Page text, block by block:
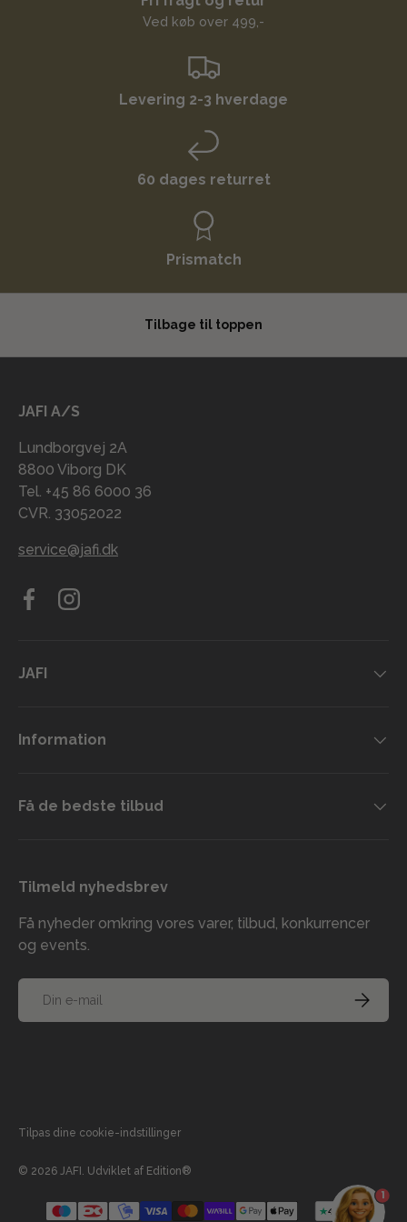
Ved køb over 499,-
Levering 2-3 hverdage
60 dages returret
Prismatch
Tilbage til toppen
JAFI A/S
Lundborgvej 2A
8800 Viborg DK
Tel. +45 86 6000 36
CVR. 33052022
service@jafi.dk
FacebookInstagram
JAFI
Information
Få de bedste tilbud
Tilmeld nyhedsbrev
Få nyheder omkring vores varer, tilbud, konkurrencer
og events.
TILMELD
Tilpas dine cookie-indstillinger
© 2026 JAFI Udviklet af Edition®
1